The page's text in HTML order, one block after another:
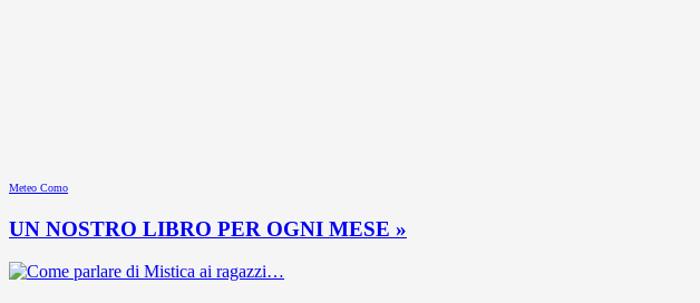
Meteo Como
UN NOSTRO LIBRO PER OGNI MESE »